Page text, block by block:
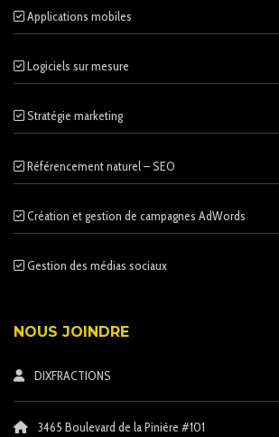
Applications mobiles
Logiciels sur mesure
Stratégie marketing
Référencement naturel – SEO
Création et gestion de campagnes AdWords
Gestion des médias sociaux
NOUS JOINDRE
DIXFRACTIONS
3465 Boulevard de la Pinière #101